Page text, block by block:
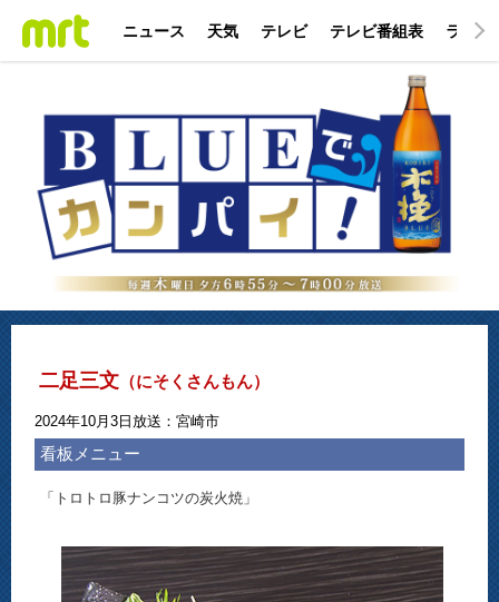
ニュース 天気 テレビ テレビ番組表 ラジオ
二足三文 （にそくさんもん）
2024年10月3日放送：宮崎市
看板メニュー
「トロトロ豚ナンコツの炭火焼」